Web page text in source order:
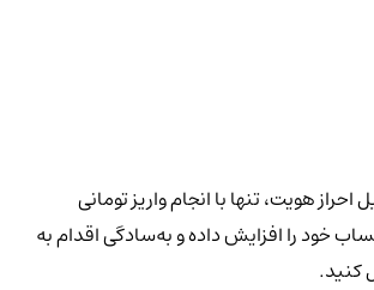
هویت، تنها با انجام واریز تومانی
خود را افزایش داده و به‌سادگی اقدام به
کنید.